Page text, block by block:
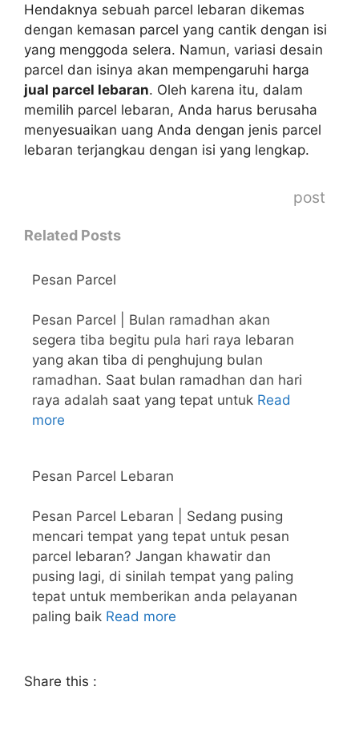
Hendaknya sebuah parcel lebaran dikemas
dengan kemasan parcel yang cantik dengan isi
yang menggoda selera. Namun, variasi desain
parcel dan isinya akan mempengaruhi harga
jual parcel lebaran. Oleh karena itu, dalam
memilih parcel lebaran, Anda harus berusaha
menyesuaikan uang Anda dengan jenis parcel
lebaran terjangkau dengan isi yang lengkap.
post
Related Posts
Pesan Parcel
Pesan Parcel | Bulan ramadhan akan
segera tiba begitu pula hari raya lebaran
yang akan tiba di penghujung bulan
ramadhan. Saat bulan ramadhan dan hari
raya adalah saat yang tepat untuk Read
more
Pesan Parcel Lebaran
Pesan Parcel Lebaran | Sedang pusing
mencari tempat yang tepat untuk pesan
parcel lebaran? Jangan khawatir dan
pusing lagi, di sinilah tempat yang paling
tepat untuk memberikan anda pelayanan
paling baik Read more
Share this :